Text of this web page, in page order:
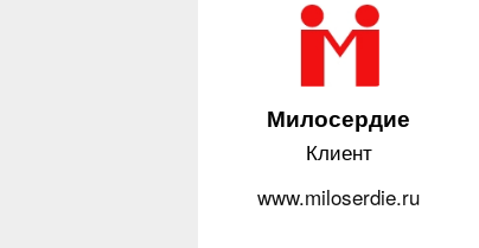
Милосердие
Клиент
www.miloserdie.ru